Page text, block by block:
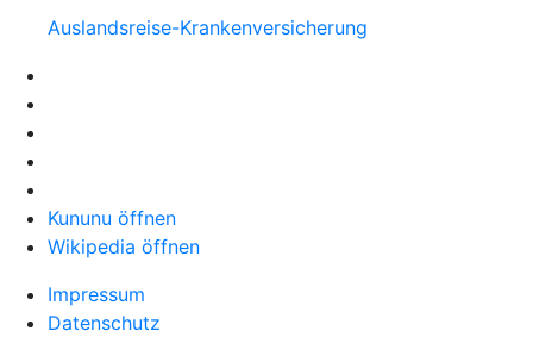
Auslandsreise-Krankenversicherung
Kununu öffnen
Wikipedia öffnen
Impressum
Datenschutz